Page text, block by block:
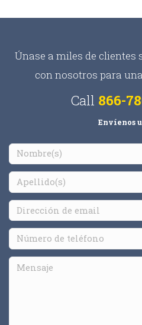
Únase a miles de clientes
con nosotros para
Call 866-
Envíenos